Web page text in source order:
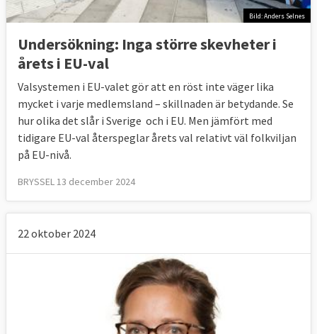
Kristdemokraterna
KD-
valmanifest
EPP
Vänsterpartiet
V-
NTP
Liberalerna
L-
valmanifest
ALDE
YLE video (1.02 min.)
Valmyndigheten:Om rösträtt och sätt att
rösta.
Bild: Anders Selnes
Undersökning: Inga större skevheter i
årets i EU-val
Valsystemen i EU-valet gör att en röst inte väger lika
mycket i varje medlemsland – skillnaden är betydande. Se
hur olika det slår i Sverige och i EU. Men jämfört med
tidigare EU-val återspeglar årets val relativt väl folkviljan
på EU-nivå.
BRYSSEL 13 december 2024
22 oktober 2024